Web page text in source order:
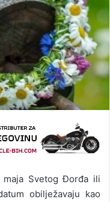
maja Svetog Đorđa ili
obilježavaju kao